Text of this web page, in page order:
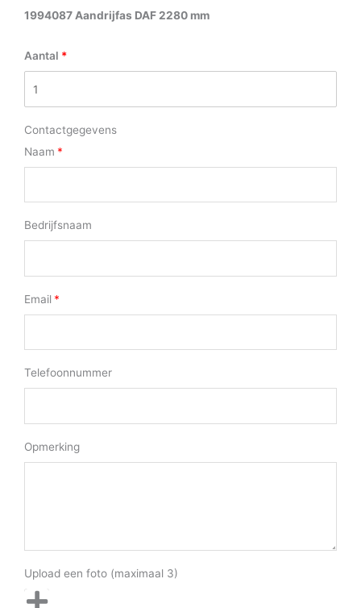
1994087 Aandrijfas DAF 2280 mm
Aantal
Contactgegevens
Naam
Bedrijfsnaam
Email
Telefoonnummer
Opmerking
Upload een foto (maximaal 3)